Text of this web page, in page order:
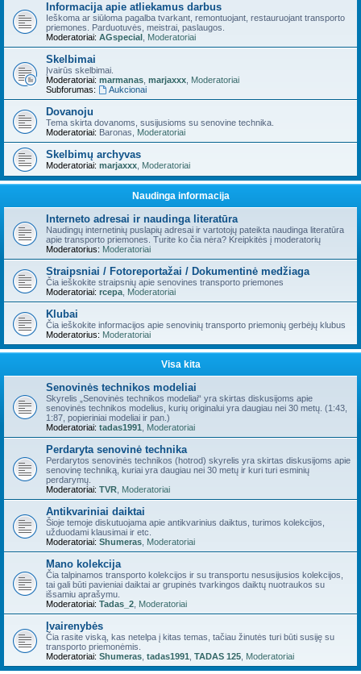
Informacija apie atliekamus darbus
Ieškoma ar siūloma pagalba tvarkant, remontuojant, restauruojant transporto
priemones. Parduotuvės, meistrai, paslaugos.
Moderatoriai: AGspecial Moderatoriai
Skelbimai
Įvairūs skelbimai.
Moderatoriai: marmanas marjaxxx Moderatoriai
Subforumas:
Aukcionai
Dovanoju
Tema skirta dovanoms, susijusioms su senovine technika.
Moderatoriai: Baronas Moderatoriai
Skelbimų archyvas
Moderatoriai: marjaxxx Moderatoriai
Naudinga informacija
Interneto adresai ir naudinga literatūra
Naudingų internetinių puslapių adresai ir vartotojų pateikta naudinga literatūra
apie transporto priemones. Turite ko čia nėra? Kreipkitės į moderatorių
Moderatorius: Moderatoriai
Straipsniai / Fotoreportažai / Dokumentinė medžiaga
Čia ieškokite straipsnių apie senovines transporto priemones
Moderatoriai: rcepa Moderatoriai
Klubai
Čia ieškokite informacijos apie senovinių transporto priemonių gerbėjų klubus
Moderatorius: Moderatoriai
Visa kita
Senovinės technikos modeliai
Skyrelis „Senovinės technikos modeliai“ yra skirtas diskusijoms apie
senovinės technikos modelius, kurių originalui yra daugiau nei 30 metų. (1:43,
1:87, popieriniai modeliai ir pan.)
Moderatoriai: tadas1991 Moderatoriai
Perdaryta senovinė technika
Perdarytos senovinės technikos (hotrod) skyrelis yra skirtas diskusijoms apie
senovinę techniką, kuriai yra daugiau nei 30 metų ir kuri turi esminių
perdarymų.
Moderatoriai: TVR Moderatoriai
Antikvariniai daiktai
Šioje temoje diskutuojama apie antikvarinius daiktus, turimos kolekcijos,
užduodami klausimai ir etc.
Moderatoriai: Shumeras Moderatoriai
Mano kolekcija
Čia talpinamos transporto kolekcijos ir su transportu nesusijusios kolekcijos,
tai gali būti pavieniai daiktai ar grupinės tvarkingos daiktų nuotraukos su
išsamiu aprašymu.
Moderatoriai: Tadas_2 Moderatoriai
Įvairenybės
Čia rasite viską, kas netelpa į kitas temas, tačiau žinutės turi būti susiję su
transporto priemonėmis.
Moderatoriai: Shumeras tadas1991 TADAS 125 Moderatoriai